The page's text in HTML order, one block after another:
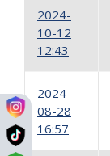
2024-
10-12
12:43
2024-
08-28
16:57